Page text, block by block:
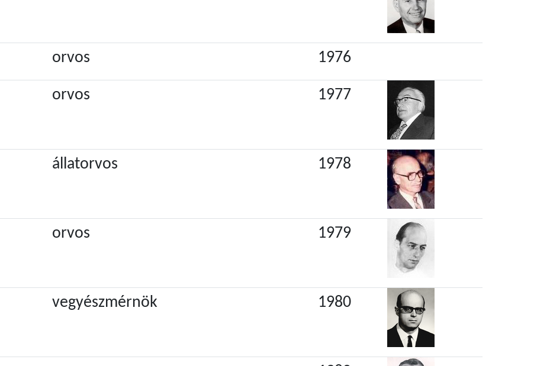
orvos 1976
orvos 1977
állatorvos 1978
orvos 1979
vegyészmérnök 1980